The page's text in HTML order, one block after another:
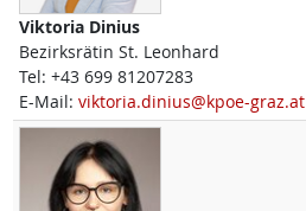
Viktoria Dinius
Bezirksrätin St. Leonhard
Tel: +43 699 81207283
E-Mail: viktoria.dinius@kpoe-graz.at